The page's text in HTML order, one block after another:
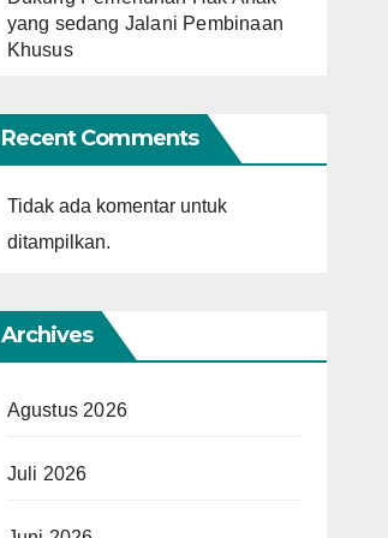
yang sedang Jalani Pembinaan
Khusus
Recent Comments
Tidak ada komentar untuk
ditampilkan.
Archives
Agustus 2026
Juli 2026